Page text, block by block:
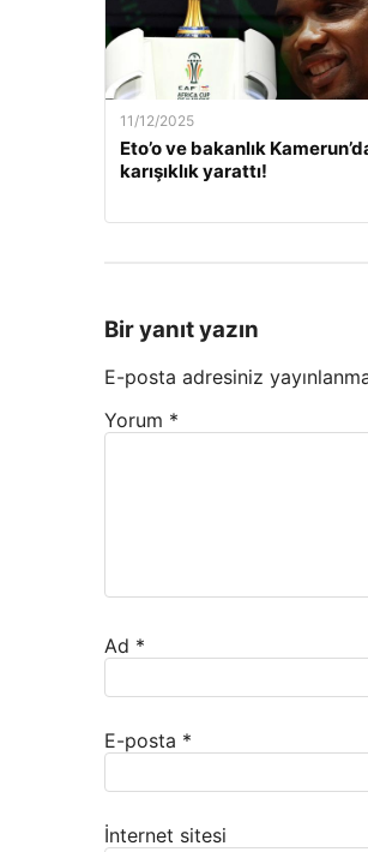
11/12/2025
Eto’o ve bakanlık
karışıklık yarattı!
Bir yanıt yazın
E-posta adresiniz
Yorum *
Ad *
E-posta *
İnternet sitesi